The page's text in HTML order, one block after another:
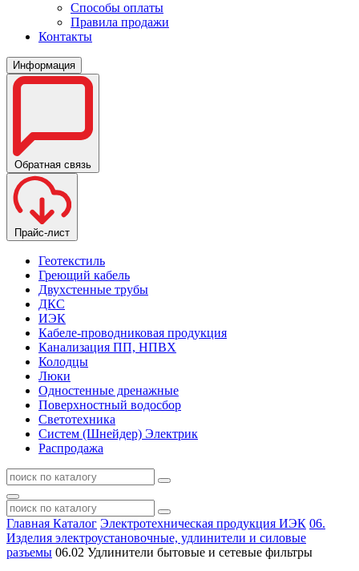
Способы оплаты
Правила продажи
Контакты
Информация
Обратная связь
Прайс-лист
Геотекстиль
Греющий кабель
Двухстенные трубы
ДКС
ИЭК
Кабеле-проводниковая продукция
Канализация ПП, НПВХ
Колодцы
Люки
Одностенные дренажные
Поверхностный водосбор
Светотехника
Систем (Шнейдер) Электрик
Распродажа
Главная Каталог Электротехническая продукция ИЭК 06.
Изделия электроустановочные, удлинители и силовые
разъемы 06.02 Удлинители бытовые и сетевые фильтры